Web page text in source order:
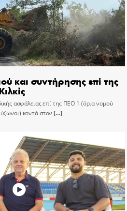
και συντήρησης επί της
ασφάλειας επί της ΠΕΟ 1 (όρια νομού
κοντά στον […]